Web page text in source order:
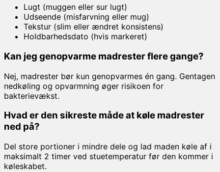
Lugt (muggen eller sur lugt)
Udseende (misfarvning eller mug)
Tekstur (slim eller ændret konsistens)
Holdbarhedsdato (hvis markeret)
Kan jeg genopvarme madrester flere gange?
Nej, madrester bør kun genopvarmes én gang. Gentagen
nedkøling og opvarmning øger risikoen for
bakterievækst.
Hvad er den sikreste måde at køle madrester
ned på?
Del store portioner i mindre dele og lad maden køle af i
maksimalt 2 timer ved stuetemperatur før den kommer i
køleskabet.